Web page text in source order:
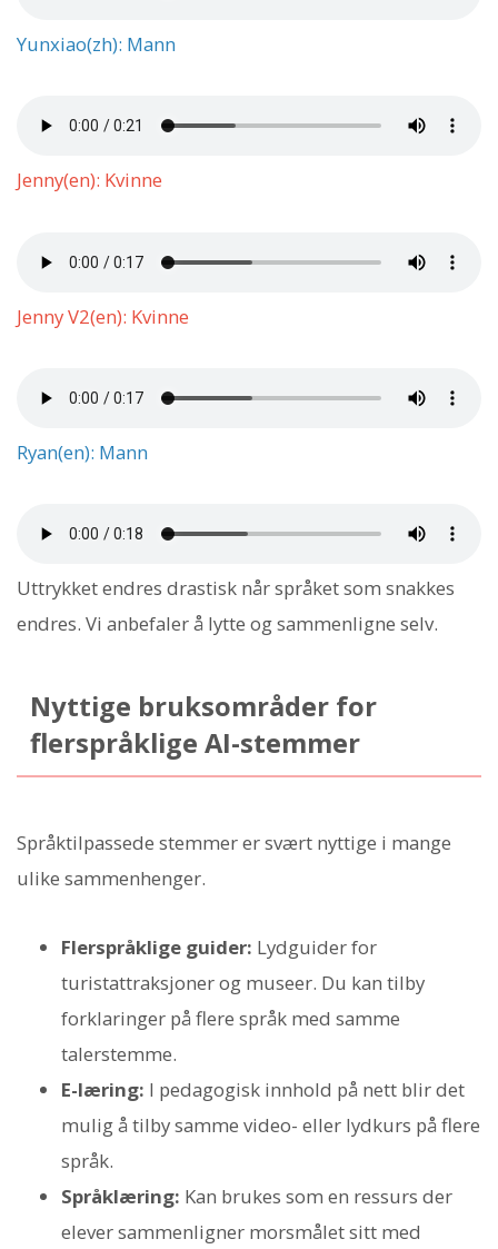
Yunxiao(zh): Mann
Jenny(en): Kvinne
Jenny V2(en): Kvinne
Ryan(en): Mann
Uttrykket endres drastisk når språket som snakkes
endres. Vi anbefaler å lytte og sammenligne selv.
Nyttige bruksområder for
flerspråklige AI-stemmer
Språktilpassede stemmer er svært nyttige i mange
ulike sammenhenger.
Flerspråklige guider: Lydguider for
turistattraksjoner og museer. Du kan tilby
forklaringer på flere språk med samme
talerstemme.
E-læring: I pedagogisk innhold på nett blir det
mulig å tilby samme video- eller lydkurs på flere
språk.
Språklæring: Kan brukes som en ressurs der
elever sammenligner morsmålet sitt med